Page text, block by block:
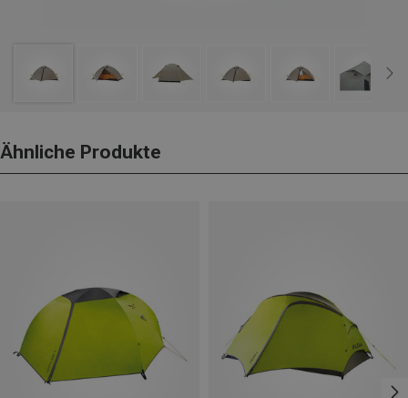
Ähnliche Produkte